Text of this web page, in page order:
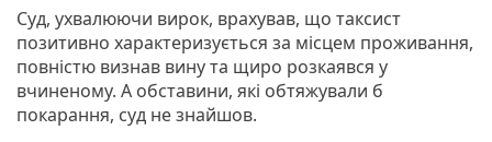
Суд, ухвалюючи вирок, врахував, що таксист
позитивно характеризується за місцем проживання,
повністю визнав вину та щиро розкаявся у
вчиненому. А обставини, які обтяжували б
покарання, суд не знайшов.